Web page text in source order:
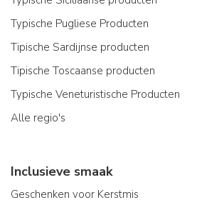
Typische Pugliese Producten
Tipische Sardijnse producten
Tipische Toscaanse producten
Typische Veneturistische Producten
Alle regio's
Inclusieve smaak
Geschenken voor Kerstmis